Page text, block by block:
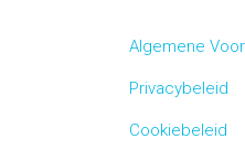
Algemene
Privacybeleid
Cookiebeleid